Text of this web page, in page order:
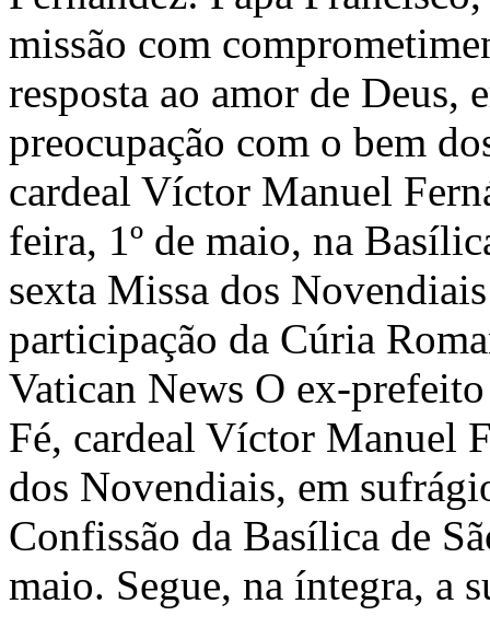
missão com
resposta ao amor de Deus,
preocupação com o bem
cardeal Víctor Manuel
feira, 1º de maio, na
sexta Missa dos
participação da Cúria
Vatican News O ex-
Fé, cardeal Víctor Manuel
dos Novendiais, em
Confissão da Basílica de
maio. Segue, na íntegra, a